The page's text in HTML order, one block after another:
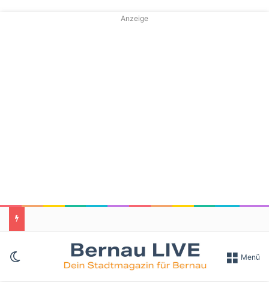
Anzeige
Skin umschalten Menü